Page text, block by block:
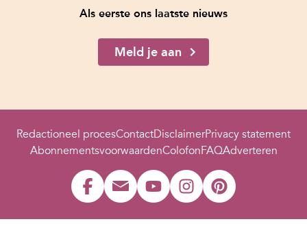
Als eerste ons laatste nieuws
Meld je aan
Redactioneel procesContactDisclaimerPrivacy statement
AbonnementsvoorwaardenColofonFAQAdverteren